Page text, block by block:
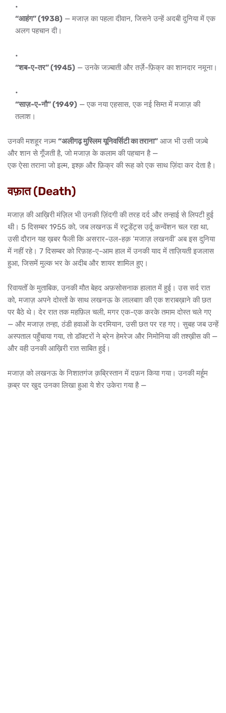
“आहंग” (1938) — मजाज़ का पहला दीवान, जिसने उन्हें अदबी दुनिया में एक
अलग पहचान दी।
“शब-ए-तर” (1945) — उनके जज़्बाती और तर्ज़े-फ़िक्र का शानदार नमूना।
“साज़-ए-नौ” (1949) — एक नया एहसास, एक नई सिम्त में मजाज़ की
तलाश।
उनकी मशहूर नज़्म “अलीगढ़ मुस्लिम यूनिवर्सिटी का तराना” आज भी उसी जज़्बे
और शान से गूँजती है, जो मजाज़ के कलाम की पहचान है —
एक ऐसा तराना जो इल्म, इश्क़ और फ़िक्र की रूह को एक साथ ज़िंदा कर देता है।
वफ़ात (Death)
मजाज़ की आख़िरी मंज़िल भी उनकी ज़िंदगी की तरह दर्द और तन्हाई से लिपटी हुई
थी। 5 दिसम्बर 1955 को, जब लखनऊ में स्टूडेंट्स उर्दू कन्वेंशन चल रहा था,
उसी दौरान यह ख़बर फैली कि असरार-उल-हक़ ‘मजाज़ लखनवी’ अब इस दुनिया
में नहीं रहे। 7 दिसम्बर को रिफ़ाह-ए-आम हाल में उनकी याद में ताज़ियती इजलास
हुआ, जिसमें मुल्क भर के अदीब और शायर शामिल हुए।
रिवायतोँ के मुताबिक, उनकी मौत बेहद अफ़सोसनाक हालात में हुई। उस सर्द रात
को, मजाज़ अपने दोस्तों के साथ लखनऊ के लालबाग़ की एक शराबख़ाने की छत
पर बैठे थे। देर रात तक महफ़िल चली, मगर एक-एक करके तमाम दोस्त चले गए
— और मजाज़ तन्हा, ठंडी हवाओं के दरमियान, उसी छत पर रह गए। सुबह जब उन्हें
अस्पताल पहुँचाया गया, तो डॉक्टरों ने ब्रेन हेमरेज और निमोनिया की तश्ख़ीस की —
और वही उनकी आख़िरी रात साबित हुई।
मजाज़ को लखनऊ के निशातगंज क़ब्रिस्तान में दफ़न किया गया। उनकी मर्हूम
क़ब्र पर खुद उनका लिखा हुआ ये शेर उकेरा गया है —